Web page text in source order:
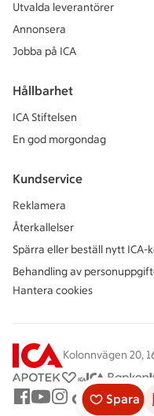
Spara
Utvalda leverantörer
Annonsera
Jobba på ICA
Hållbarhet
ICA Stiftelsen
En god morgondag
Kundservice
Reklamera
Återkallelser
Spärra eller beställ nytt ICA-
Behandling av
Hantera cookies
Kolonnvägen 20,